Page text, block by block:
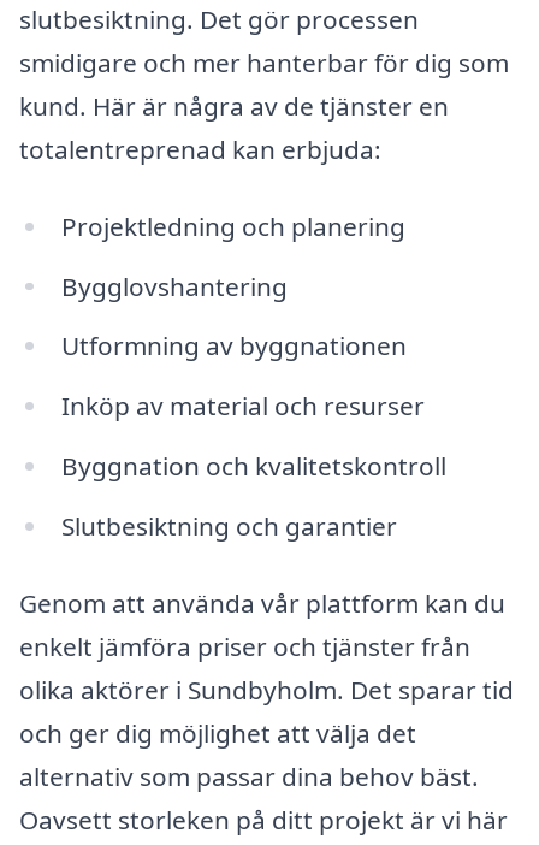
slutbesiktning. Det gör processen
smidigare och mer hanterbar för dig som
kund. Här är några av de tjänster en
totalentreprenad kan erbjuda:
Projektledning och planering
Bygglovshantering
Utformning av byggnationen
Inköp av material och resurser
Byggnation och kvalitetskontroll
Slutbesiktning och garantier
Genom att använda vår plattform kan du
enkelt jämföra priser och tjänster från
olika aktörer i Sundbyholm. Det sparar tid
och ger dig möjlighet att välja det
alternativ som passar dina behov bäst.
Oavsett storleken på ditt projekt är vi här